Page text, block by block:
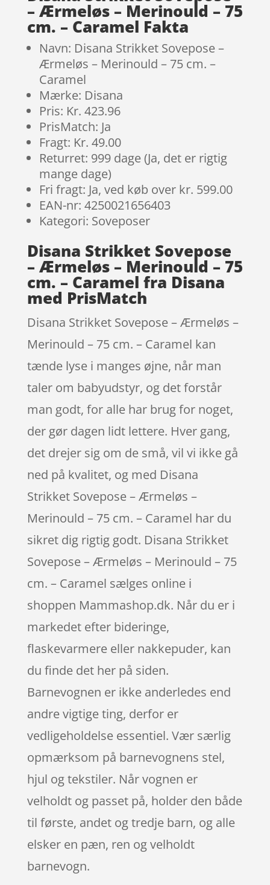
– Ærmeløs – Merinould – 75
cm. – Caramel Fakta
Navn: Disana Strikket Sovepose –
Ærmeløs – Merinould – 75 cm. –
Caramel
Mærke: Disana
Pris: Kr. 423.96
PrisMatch: Ja
Fragt: Kr. 49.00
Returret: 999 dage (Ja, det er rigtig
mange dage)
Fri fragt: Ja, ved køb over kr. 599.00
EAN-nr: 4250021656403
Kategori: Soveposer
Disana Strikket Sovepose
– Ærmeløs – Merinould – 75
cm. – Caramel fra Disana
med PrisMatch
Disana Strikket Sovepose – Ærmeløs –
Merinould – 75 cm. – Caramel kan
tænde lyse i manges øjne, når man
taler om babyudstyr, og det forstår
man godt, for alle har brug for noget,
der gør dagen lidt lettere. Hver gang,
det drejer sig om de små, vil vi ikke gå
ned på kvalitet, og med Disana
Strikket Sovepose – Ærmeløs –
Merinould – 75 cm. – Caramel har du
sikret dig rigtig godt. Disana Strikket
Sovepose – Ærmeløs – Merinould – 75
cm. – Caramel sælges online i
shoppen Mammashop.dk. Når du er i
markedet efter bideringe,
flaskevarmere eller nakkepuder, kan
du finde det her på siden.
Barnevognen er ikke anderledes end
andre vigtige ting, derfor er
vedligeholdelse essentiel. Vær særlig
opmærksom på barnevognens stel,
hjul og tekstiler. Når vognen er
velholdt og passet på, holder den både
til første, andet og tredje barn, og alle
elsker en pæn, ren og velholdt
barnevogn.